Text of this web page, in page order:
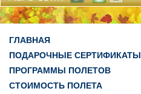
ГЛАВНАЯ
ПОДАРОЧНЫЕ СЕРТИФИКАТЫ
ПРОГРАММЫ ПОЛЕТОВ
СТОИМОСТЬ ПОЛЕТА